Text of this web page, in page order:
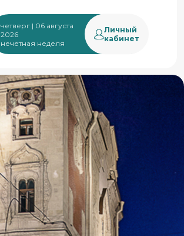
четверг | 06 августа
2026
нечетная неделя
Личный
кабинет